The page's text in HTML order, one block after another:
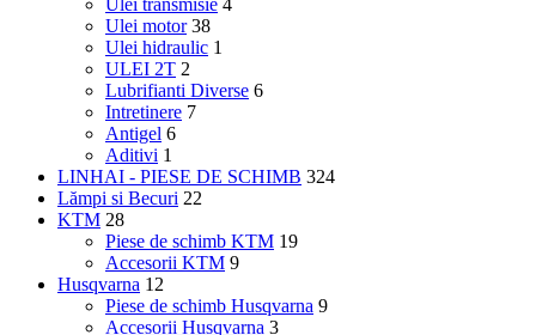
Ulei transmisie 4
Ulei motor 38
Ulei hidraulic 1
ULEI 2T 2
Lubrifianti Diverse 6
Intretinere 7
Antigel 6
Aditivi 1
LINHAI - PIESE DE SCHIMB 324
Lămpi si Becuri 22
KTM 28
Piese de schimb KTM 19
Accesorii KTM 9
Husqvarna 12
Piese de schimb Husqvarna 9
Accesorii Husqvarna 3